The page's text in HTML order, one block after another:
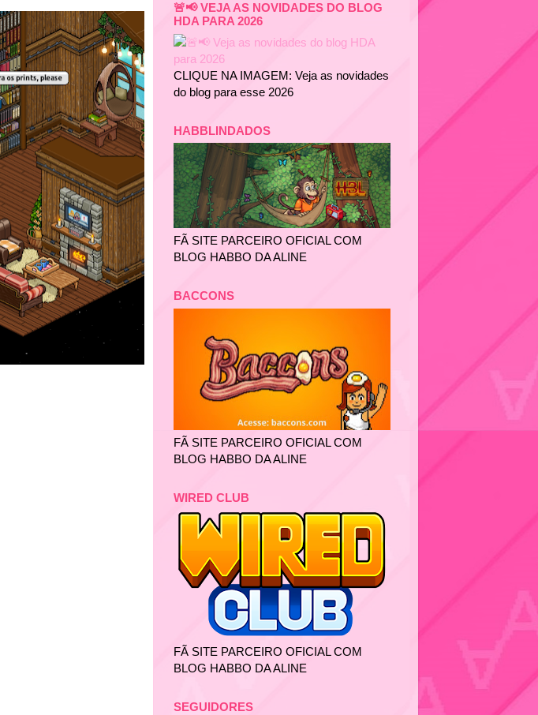
🚨📢 VEJA AS NOVIDADES DO BLOG
HDA PARA 2026
CLIQUE NA IMAGEM: Veja as novidades
do blog para esse 2026
HABBLINDADOS
FÃ SITE PARCEIRO OFICIAL COM
BLOG HABBO DA ALINE
BACCONS
FÃ SITE PARCEIRO OFICIAL COM
BLOG HABBO DA ALINE
WIRED CLUB
FÃ SITE PARCEIRO OFICIAL COM
BLOG HABBO DA ALINE
SEGUIDORES